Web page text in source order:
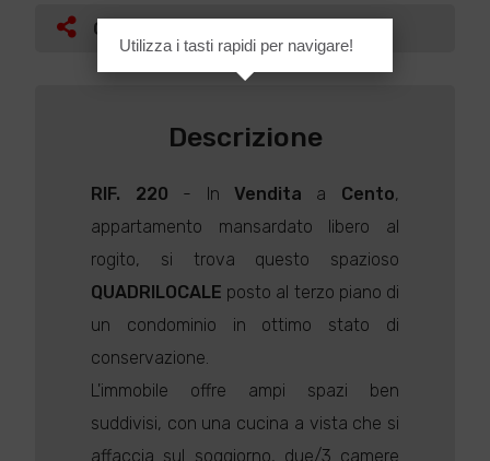
Condividi
Descrizione
RIF. 220 - In Vendita a Cento,
appartamento mansardato libero al
rogito, si trova questo spazioso
QUADRILOCALE posto al terzo piano di
un condominio in ottimo stato di
conservazione.
L'immobile offre ampi spazi ben
suddivisi, con una cucina a vista che si
affaccia sul soggiorno, due/3 camere
Utilizza i tasti rapidi per navigare!